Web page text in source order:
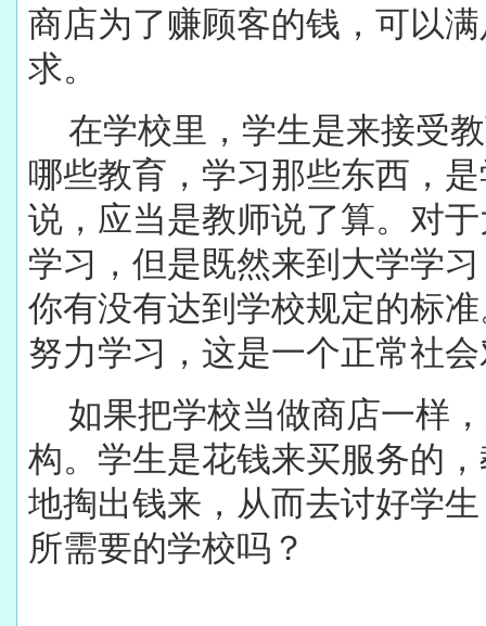
商店为了赚顾客的钱，可以
求。
在学校里，学生是来接受
哪些教育，学习那些东西，
说，应当是教师说了算。对
学习，但是既然来到大学学
你有没有达到学校规定的标
努力学习，这是一个正常社
如果把学校当做商店一样
构。学生是花钱来买服务的
地掏出钱来，从而去讨好学
所需要的学校吗？